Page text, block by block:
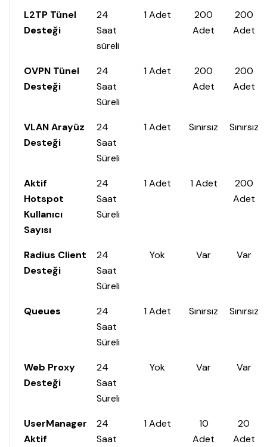
L2TP Tünel
Desteği
24
Saat
süreli
1 Adet
200
Adet
200
Adet
OVPN Tünel
Desteği
24
Saat
Süreli
1 Adet
200
Adet
200
Adet
VLAN Arayüz
Desteği
24
Saat
Süreli
1 Adet Sınırsız Sınırsız
Aktif
Hotspot
Kullanıcı
Sayısı
24
Saat
Süreli
1 Adet 1 Adet
200
Adet
Radius Client
Desteği
24
Saat
Süreli
Yok Var Var
Queues
24
Saat
Süreli
1 Adet Sınırsız Sınırsız
Web Proxy
Desteği
24
Saat
Süreli
Yok Var Var
UserManager
Aktif
24
Saat
1 Adet
10
Adet
20
Adet